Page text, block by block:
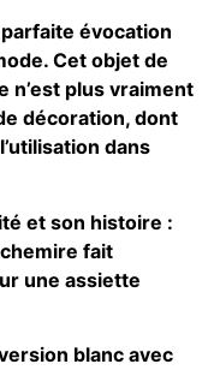
évocation
Cet objet de
n’est plus vraiment
décoration, dont
dans
et son histoire :
fait
une assiette
blanc avec